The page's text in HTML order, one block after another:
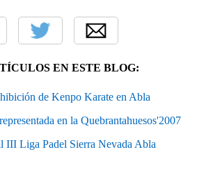
EN ESTE BLOG:
de Kenpo Karate en Abla
en la Quebrantahuesos'2007
III Liga Padel Sierra Nevada Abla